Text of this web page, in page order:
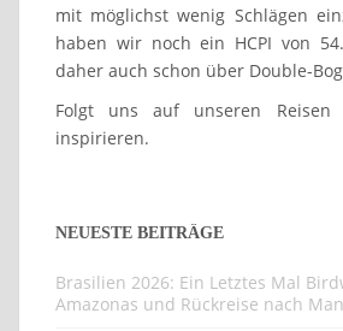
mit möglichst wenig Schlägen
haben wir noch ein HCPI von
daher auch schon über Double-
Folgt uns auf unseren
inspirieren.
NEUESTE BEITRÄGE
Brasilien 2026: Ein Letztes Mal
Amazonas und Rückreise nach